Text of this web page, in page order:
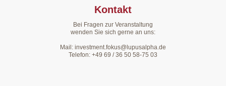
Kontakt
Bei Fragen zur Veranstaltung
wenden Sie sich gerne an uns:
Mail: investment.fokus@lupusalpha.de
Telefon: +49 69 / 36 50 58-75 03